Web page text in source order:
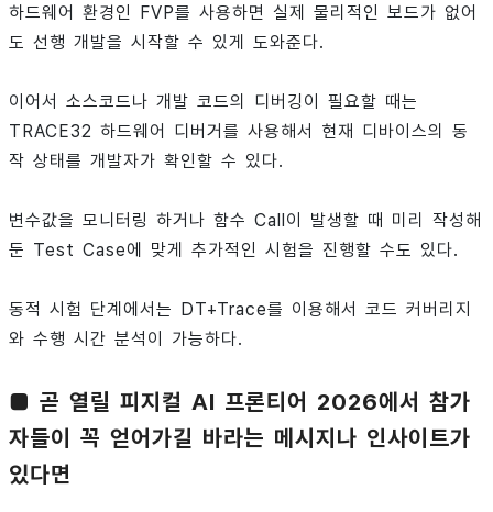
하드웨어 환경인 FVP를 사용하면 실제 물리적인 보드가 없어
도 선행 개발을 시작할 수 있게 도와준다.
이어서 소스코드나 개발 코드의 디버깅이 필요할 때는
TRACE32 하드웨어 디버거를 사용해서 현재 디바이스의 동
작 상태를 개발자가 확인할 수 있다.
변수값을 모니터링 하거나 함수 Call이 발생할 때 미리 작성해
둔 Test Case에 맞게 추가적인 시험을 진행할 수도 있다.
동적 시험 단계에서는 DT+Trace를 이용해서 코드 커버리지
와 수행 시간 분석이 가능하다.
■ 곧 열릴 피지컬 AI 프론티어 2026에서 참가
자들이 꼭 얻어가길 바라는 메시지나 인사이트가
있다면